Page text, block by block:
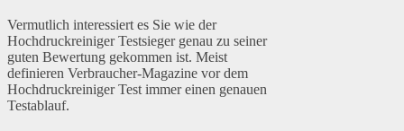
Vermutlich interessiert es Sie wie der
Hochdruckreiniger Testsieger genau zu seiner
guten Bewertung gekommen ist. Meist
definieren Verbraucher-Magazine vor dem
Hochdruckreiniger Test immer einen genauen
Testablauf.